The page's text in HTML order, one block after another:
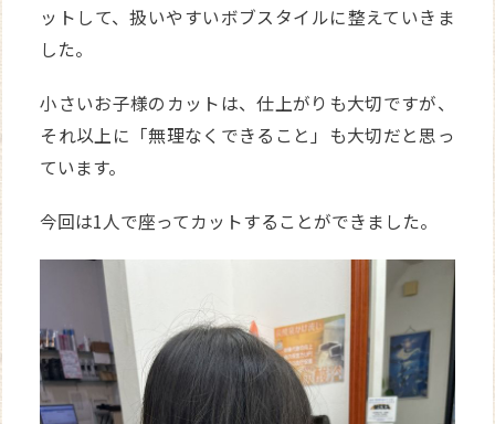
ットして、扱いやすいボブスタイルに整えていきま
した。
小さいお子様のカットは、仕上がりも大切ですが、
それ以上に「無理なくできること」も大切だと思っ
ています。
今回は1人で座ってカットすることができました。